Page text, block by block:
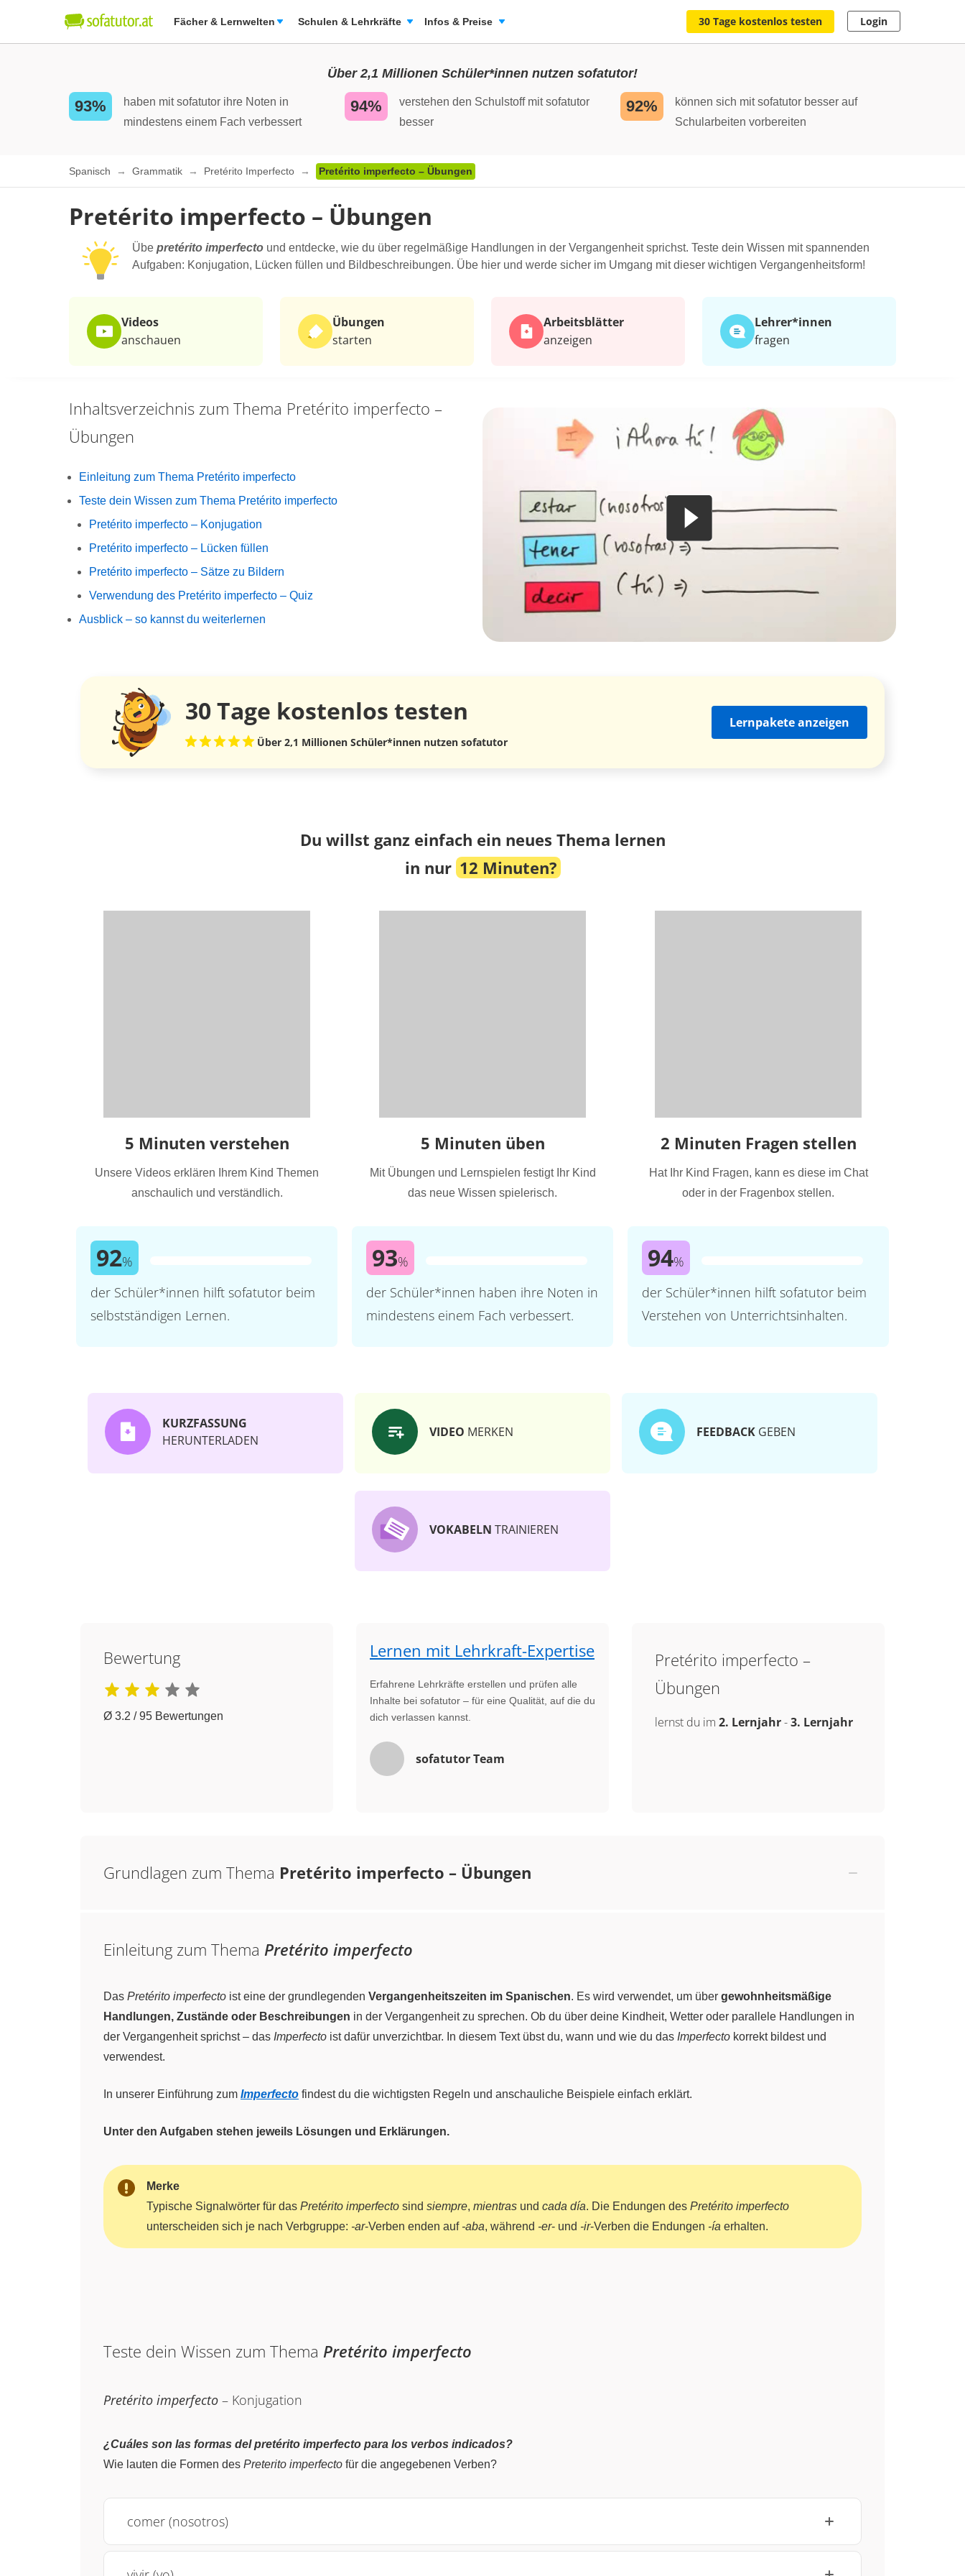
Fächer & Lernwelten Schulen & Lehrkräfte Infos & Preise 30 Tage kostenlos testen Login
Über 2,1 Millionen Schüler*innen nutzen sofatutor!
93%
haben mit sofatutor ihre Noten in
mindestens einem Fach verbessert
94%
verstehen den Schulstoff mit sofatutor
besser
92%
können sich mit sofatutor besser auf
Schularbeiten vorbereiten
Spanisch Grammatik Pretérito Imperfecto Pretérito imperfecto – Übungen
Pretérito imperfecto – Übungen
Übe pretérito imperfecto und entdecke, wie du über regelmäßige Handlungen in der Vergangenheit sprichst. Teste dein Wissen mit spannenden
Aufgaben: Konjugation, Lücken füllen und Bildbeschreibungen. Übe hier und werde sicher im Umgang mit dieser wichtigen Vergangenheitsform!
Videos
anschauen
Übungen
starten
Arbeits­blätter
anzeigen
Lehrer*​innen
fragen
Inhaltsverzeichnis zum Thema Pretérito imperfecto –
Übungen
Einleitung zum Thema Pretérito imperfecto
Teste dein Wissen zum Thema Pretérito imperfecto
Pretérito imperfecto – Konjugation
Pretérito imperfecto – Lücken füllen
Pretérito imperfecto – Sätze zu Bildern
Verwendung des Pretérito imperfecto – Quiz
Ausblick – so kannst du weiterlernen
30 Tage kostenlos testen
Über 2,1 Millionen Schüler*innen nutzen sofatutor
Lernpakete anzeigen
Du willst ganz einfach ein neues Thema lernen
in nur 12 Minuten?
5 Minuten verstehen
Unsere Videos erklären Ihrem Kind Themen
anschaulich und verständlich.
92%
der Schüler*innen hilft sofatutor beim
selbstständigen Lernen.
5 Minuten üben
Mit Übungen und Lernspielen festigt Ihr Kind
das neue Wissen spielerisch.
93%
der Schüler*innen haben ihre Noten in
mindestens einem Fach verbessert.
2 Minuten Fragen stellen
Hat Ihr Kind Fragen, kann es diese im Chat
oder in der Fragenbox stellen.
94%
der Schüler*innen hilft sofatutor beim
Verstehen von Unterrichtsinhalten.
KURZFASSUNG
HERUNTERLADEN
VIDEO MERKEN FEEDBACK GEBEN
VOKABELN TRAINIEREN
Bewertung
Ø 3.2 / 95 Bewertungen
Lernen mit Lehrkraft-Expertise
Erfahrene Lehrkräfte erstellen und prüfen alle
Inhalte bei sofatutor – für eine Qualität, auf die du
dich verlassen kannst.
sofatutor Team
Pretérito imperfecto –
Übungen
lernst du im 2. Lernjahr-3. Lernjahr
Grundlagen zum Thema Pretérito imperfecto – Übungen
Einleitung zum Thema Pretérito imperfecto
Das Pretérito imperfecto ist eine der grundlegenden Vergangenheitszeiten im Spanischen. Es wird verwendet, um über gewohnheitsmäßige
Handlungen, Zustände oder Beschreibungen in der Vergangenheit zu sprechen. Ob du über deine Kindheit, Wetter oder parallele Handlungen in
der Vergangenheit sprichst – das Imperfecto ist dafür unverzichtbar. In diesem Text übst du, wann und wie du das Imperfecto korrekt bildest und
verwendest.
In unserer Einführung zum Imperfecto findest du die wichtigsten Regeln und anschauliche Beispiele einfach erklärt.
Unter den Aufgaben stehen jeweils Lösungen und Erklärungen.
Merke
Typische Signalwörter für das Pretérito imperfecto sind siempre, mientras und cada día. Die Endungen des Pretérito imperfecto
unterscheiden sich je nach Verbgruppe: -ar-Verben enden auf -aba, während -er- und -ir-Verben die Endungen -ía erhalten.
Teste dein Wissen zum Thema Pretérito imperfecto
Pretérito imperfecto – Konjugation
¿Cuáles son las formas del pretérito imperfecto para los verbos indicados?
Wie lauten die Formen des Preterito imperfecto für die angegebenen Verben?
comer (nosotros)